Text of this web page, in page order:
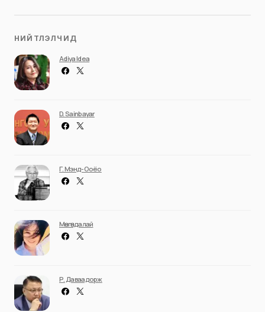
НИЙТЛЭЛЧИД
Adiya Idea
D. Sainbayar
Г. Мэнд-Ооёо
Мөнгөндалай
Р. Даваадорж